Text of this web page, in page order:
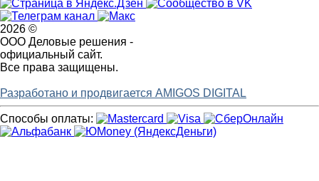
2026 ©
ООО Деловые решения -
официальный сайт.
Все права защищены.
Разработано и продвигается AMIGOS DIGITAL
Способы оплаты: